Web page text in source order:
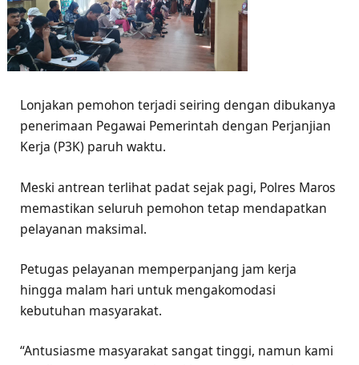
Lonjakan pemohon terjadi seiring dengan dibukanya
penerimaan Pegawai Pemerintah dengan Perjanjian
Kerja (P3K) paruh waktu.
Meski antrean terlihat padat sejak pagi, Polres Maros
memastikan seluruh pemohon tetap mendapatkan
pelayanan maksimal.
Petugas pelayanan memperpanjang jam kerja
hingga malam hari untuk mengakomodasi
kebutuhan masyarakat.
“Antusiasme masyarakat sangat tinggi, namun kami